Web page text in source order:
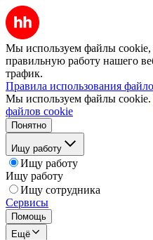
Мы используем файлы cookie,
правильную работу нашего
трафик.
Правила использования
Мы используем файлы cookie.
файлов cookie
Понятно
Ищу работу
Ищу работу
Ищу работу
Ищу сотрудника
Сервисы
Помощь
Ещё